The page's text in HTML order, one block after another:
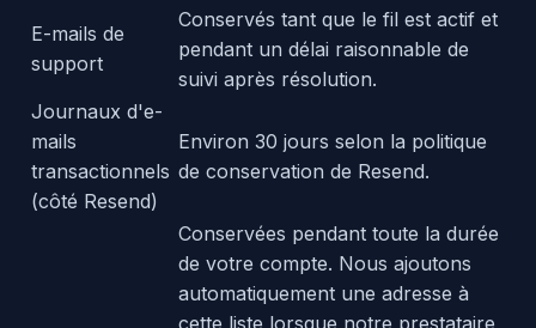
E-mails de
support
Conservés tant que le fil est actif et
pendant un délai raisonnable de
suivi après résolution.
Journaux d'e-
mails
transactionnels
(côté Resend)
Environ 30 jours selon la politique
de conservation de Resend.
Conservées pendant toute la durée
de votre compte. Nous ajoutons
automatiquement une adresse à
cette liste lorsque notre prestataire